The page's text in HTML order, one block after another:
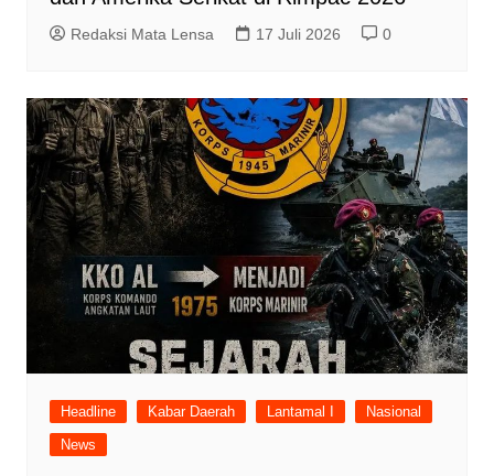
Redaksi Mata Lensa 17 Juli 2026 0
Headline Kabar Daerah Lantamal I
Nasional
News